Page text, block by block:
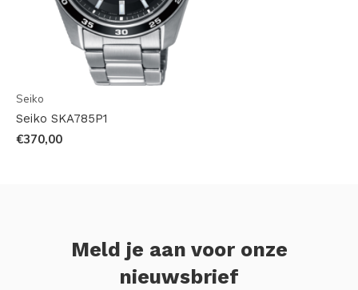
Seiko
Seiko SKA785P1
€370,00
Meld je aan voor onze
nieuwsbrief